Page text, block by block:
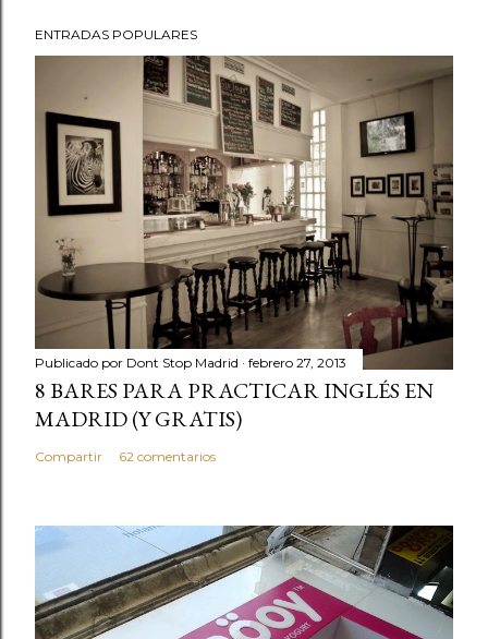
ENTRADAS POPULARES
Publicado por Dont Stop Madrid febrero 27, 2013
8 BARES PARA PRACTICAR INGLÉS EN
MADRID (Y GRATIS)
Compartir 62 comentarios